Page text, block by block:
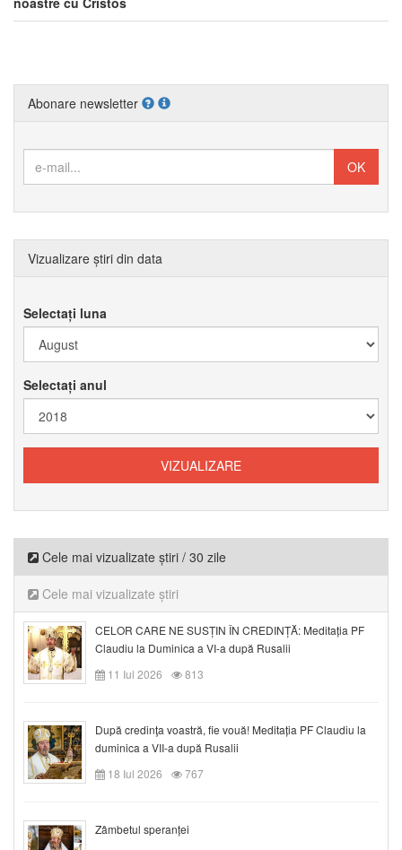
Abonare newsletter
Vizualizare știri din data
Selectați luna
Selectați anul
Cele mai vizualizate știri / 30 zile
Cele mai vizualizate știri
CELOR CARE NE SUSȚIN ÎN CREDINȚĂ: Meditația PF
Claudiu la Duminica a VI-a după Rusalii
11 Iul 2026
813
După credinţa voastră, fie vouă! Meditația PF Claudiu la
duminica a VII-a după Rusalii
18 Iul 2026
767
Zâmbetul speranței